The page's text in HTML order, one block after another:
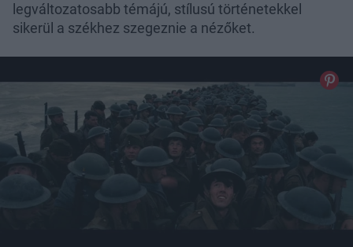
legváltozatosabb témájú, stílusú történetekkel
sikerül a székhez szegeznie a nézőket.